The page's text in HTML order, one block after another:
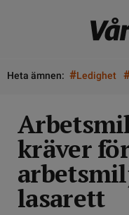
Heta ämnen: #Ledighet
kräver
lasarett